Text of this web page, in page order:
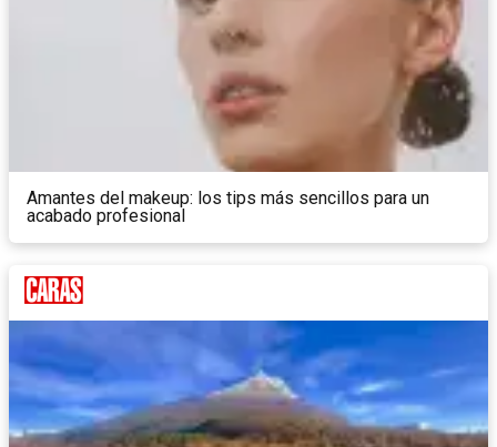
Amantes del makeup: los tips más sencillos para un
acabado profesional